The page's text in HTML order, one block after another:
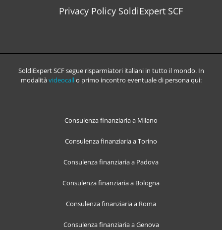
Privacy Policy SoldiExpert SCF
SoldiExpert SCF segue risparmiatori italiani in tutto il mondo. In
modalitàvideocallo primo incontro eventuale di persona qui:
Consulenza finanziaria a Milano
Consulenza finanziaria a Torino
Consulenza finanziaria a Padova
Consulenza finanziaria a Bologna
Consulenza finanziaria a Roma
Consulenza finanziaria a Genova